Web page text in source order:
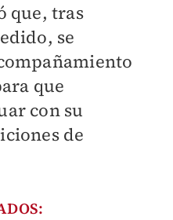
que, tras
se
que
con su
de